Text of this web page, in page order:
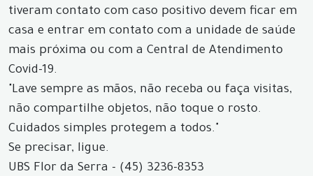
tiveram contato com caso positivo devem ficar em
casa e entrar em contato com a unidade de saúde
mais próxima ou com a Central de Atendimento
Covid-19.
"Lave sempre as mãos, não receba ou faça visitas,
não compartilhe objetos, não toque o rosto.
Cuidados simples protegem a todos."
Se precisar, ligue.
UBS Flor da Serra - (45) 3236-8353